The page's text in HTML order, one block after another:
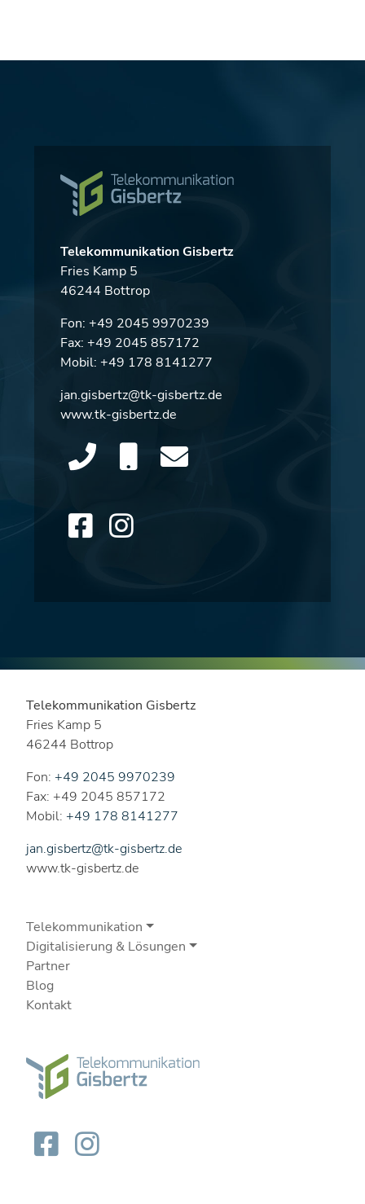
Telekommunikation Gisbertz
Fries Kamp 5
46244 Bottrop
Fon: +49 2045 9970239
Fax: +49 2045 857172
Mobil: +49 178 8141277
jan.gisbertz@tk-gisbertz.de
www.tk-gisbertz.de
Telekommunikation Gisbertz
Fries Kamp 5
46244 Bottrop
Fon: +49 2045 9970239
Fax: +49 2045 857172
Mobil: +49 178 8141277
jan.gisbertz@tk-gisbertz.de
www.tk-gisbertz.de
Telekommunikation
Digitalisierung & Lösungen
Partner
Blog
Kontakt